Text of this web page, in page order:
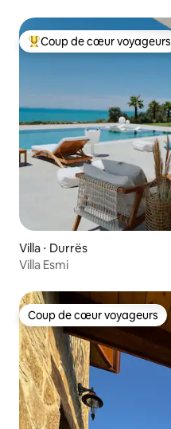
Coups de cœur voyageurs
Coup de cœur voyageurs
Villa ⋅ Durrës
Villa Esmi
Coup de cœur voyageurs
Coup de cœur voyageurs